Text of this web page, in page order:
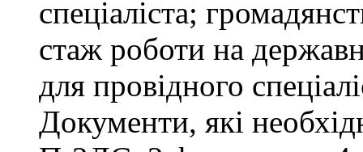
спеціаліста;
стаж роботи на
для провідного
Документи, які